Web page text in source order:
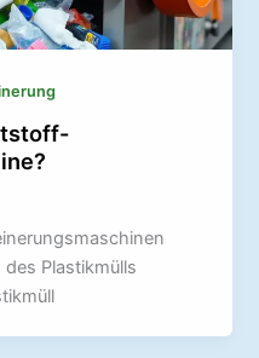
Plastikmülls